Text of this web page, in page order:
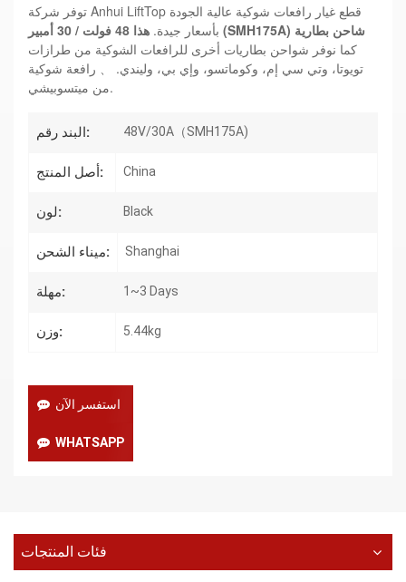
توفر شركة Anhui LiftTop قطع غيار رافعات شوكية عالية الجودة
بأسعار جيدة. هذا 48 فولت / 30 أمبير (SMH175A) شاحن بطارية
كما نوفر شواحن بطاريات أخرى للرافعات الشوكية من طرازات
تويوتا، وتي سي إم، وكوماتسو، وإي بي، وليندي.
رافعة شوكية
من ميتسوبيشي.
البند رقم: 48V/30A（SMH175A)
أصل المنتج: China
لون: Black
ميناء الشحن: Shanghai
مهلة: 1~3 Days
وزن: 5.44kg
استفسر الآن
WHATSAPP
فئات المنتجات